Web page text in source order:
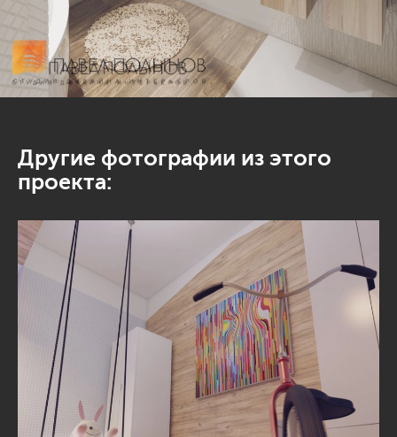
Другие фотографии из этого
проекта: